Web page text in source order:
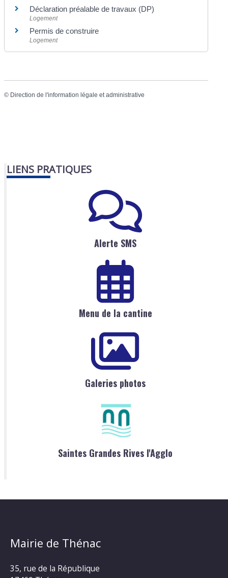
Déclaration préalable de travaux (DP)
Logement
Permis de construire
Logement
© Direction de l'information légale et administrative
LIENS PRATIQUES
Alerte SMS
Menu de la cantine
Galeries photos
Saintes Grandes Rives l'Agglo
Mairie de Thénac
35, rue de la République